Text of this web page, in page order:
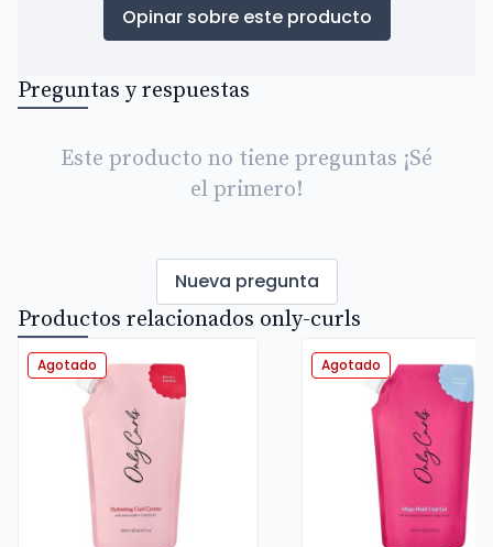
Opinar sobre este producto
Preguntas y respuestas
Este producto no tiene preguntas ¡Sé
el primero!
Nueva pregunta
Productos relacionados only-curls
Agotado Agotado